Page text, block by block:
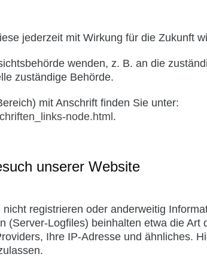
jederzeit mit Wirkung für die Zukunft
wenden, z. B. an die
zuständige Behörde.
mit Anschrift finden Sie unter:
node.html.
unserer Website
registrieren oder anderweitig
Logfiles) beinhalten etwa die Art
Ihre IP-Adresse und ähnliches.